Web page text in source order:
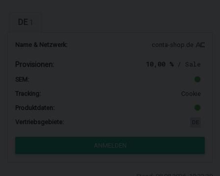
DE
Name & Netzwerk: conta-shop.de
Provisionen: 10,00 % / Sale
SEM:
Tracking:
Cookie
Produktdaten:
Vertriebsgebiete:
ANMELDEN